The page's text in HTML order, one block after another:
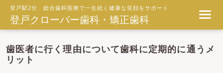
登戸駅2分、総合歯科医療で一生続く健康な笑顔をサポート
登戸クローバー歯科・矯正歯科
歯医者に行く理由について歯科に定期的に通うメ
リット